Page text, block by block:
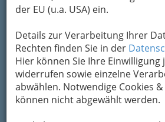
der EU (u.a. USA) ein.
Details zur Verarbeitung Ihrer
Rechten finden Sie in der
Hier können Sie Ihre Einwilligung
widerrufen sowie einzelne
abwählen. Notwendige Cookies
können nicht abgewählt werden.
Jobs.